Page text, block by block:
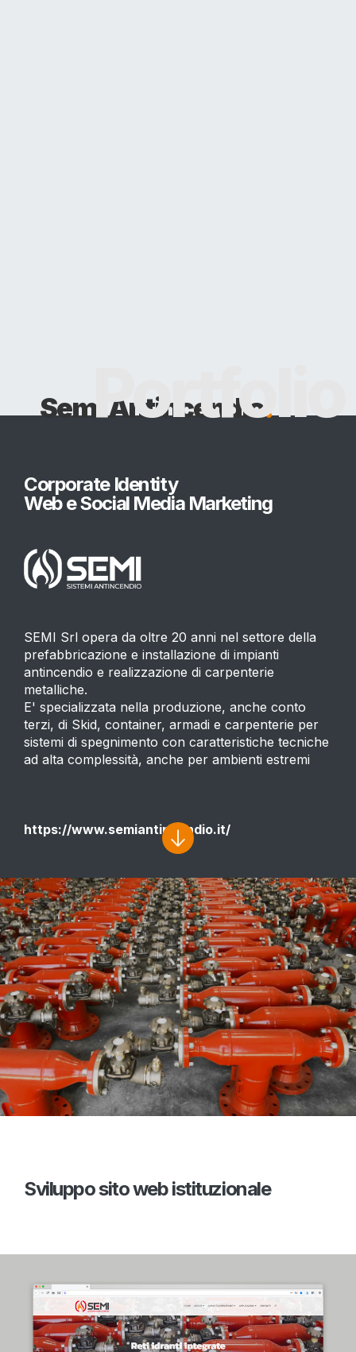
Semi Antincendio.
Corporate Identity
Web e Social Media Marketing
SEMI Srl opera da oltre 20 anni nel settore della
prefabbricazione e installazione di impianti
antincendio e realizzazione di carpenterie
metalliche.
E' specializzata nella produzione, anche conto
terzi, di Skid, container, armadi e carpenterie per
sistemi di spegnimento con caratteristiche tecniche
ad alta complessità, anche per ambienti estremi
https://www.semiantincendio.it/
Sviluppo sito web istituzionale